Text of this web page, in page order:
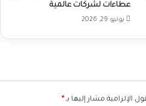
عطاءات لشركات عالمية
يونيو 29, 2026
الإلزامية مشار إليها بـ*